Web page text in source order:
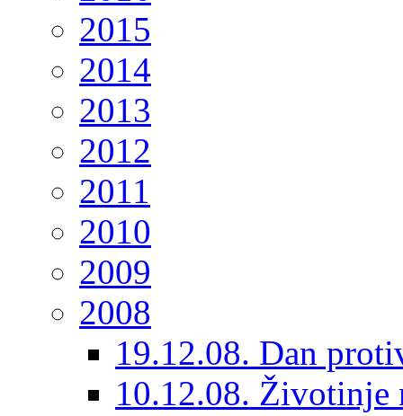
2015
2014
2013
2012
2011
2010
2009
2008
19.12.08. Dan
10.12.08.